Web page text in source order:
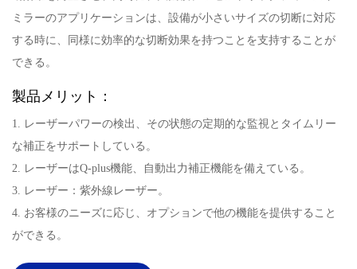
ミラーのアプリケーションは、設備が小さいサイズの切断に対応
する時に、同様に効率的な切断効果を持つことを支持することが
できる。
製品メリット：
1. レーザーパワーの検出、その状態の定期的な監視とタイムリー
な補正をサポートしている。
2. レーザーはQ-plus機能、自動出力補正機能を備えている。
3. レーザー：紫外線レーザー。
4. お客様のニーズに応じ、オプションで他の機能を提供すること
ができる。